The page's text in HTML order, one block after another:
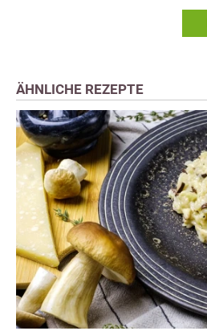
ÄHNLICHE REZEPTE